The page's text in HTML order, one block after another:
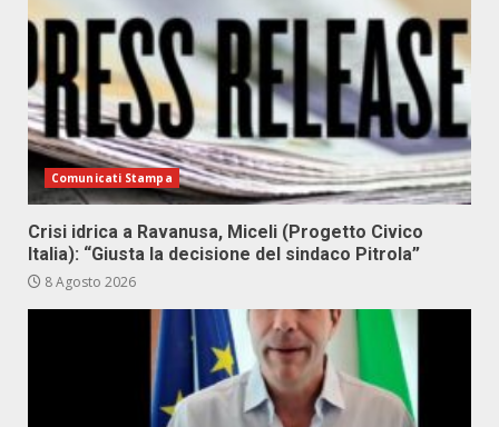
Comunicati Stampa
Crisi idrica a Ravanusa, Miceli (Progetto Civico
Italia): “Giusta la decisione del sindaco Pitrola”
8 Agosto 2026